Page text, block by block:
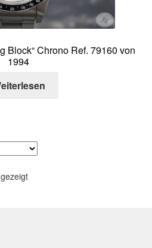
Block“ Chrono Ref. 79160 von
1994